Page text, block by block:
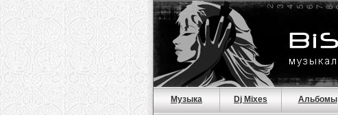
Музыка Dj Mixes Альбомы